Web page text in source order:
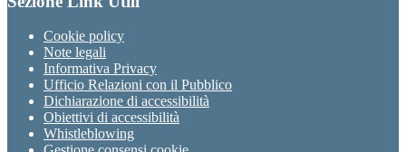
Cookie policy
Note legali
Informativa Privacy
Ufficio Relazioni con il Pubblico
Dichiarazione di accessibilità
Obiettivi di accessibilità
Whistleblowing